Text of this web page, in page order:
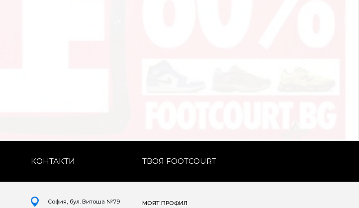
КОНТАКТИ ТВОЯ FOOTCOURT
София, бул. Витоша №79 МОЯТ ПРОФИЛ